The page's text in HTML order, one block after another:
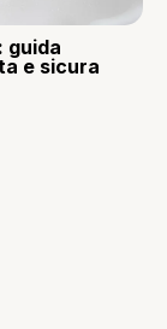
guida
e sicura